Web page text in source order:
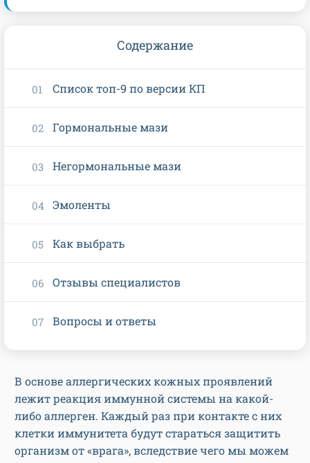
В основе аллергических кожных проявлений
лежит реакция иммунной системы на какой-
либо аллерген. Каждый раз при контакте с них
клетки иммунитета будут стараться защитить
организм от «врага», вследствие чего мы можем
Содержание
Список топ-9 по версии КП
Гормональные мази
Негормональные мази
Эмоленты
Как выбрать
Отзывы специалистов
Вопросы и ответы